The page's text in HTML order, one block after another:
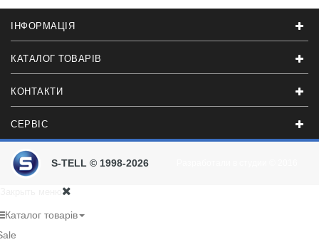
ІНФОРМАЦІЯ
КАТАЛОГ ТОВАРІВ
КОНТАКТИ
СЕРВІС
S-TELL © 1998-2026
Каталог товарів